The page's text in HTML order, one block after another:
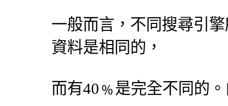
一般而言，不同 搜尋引擎
資料是相同的，
而有40﹪是完全不同的